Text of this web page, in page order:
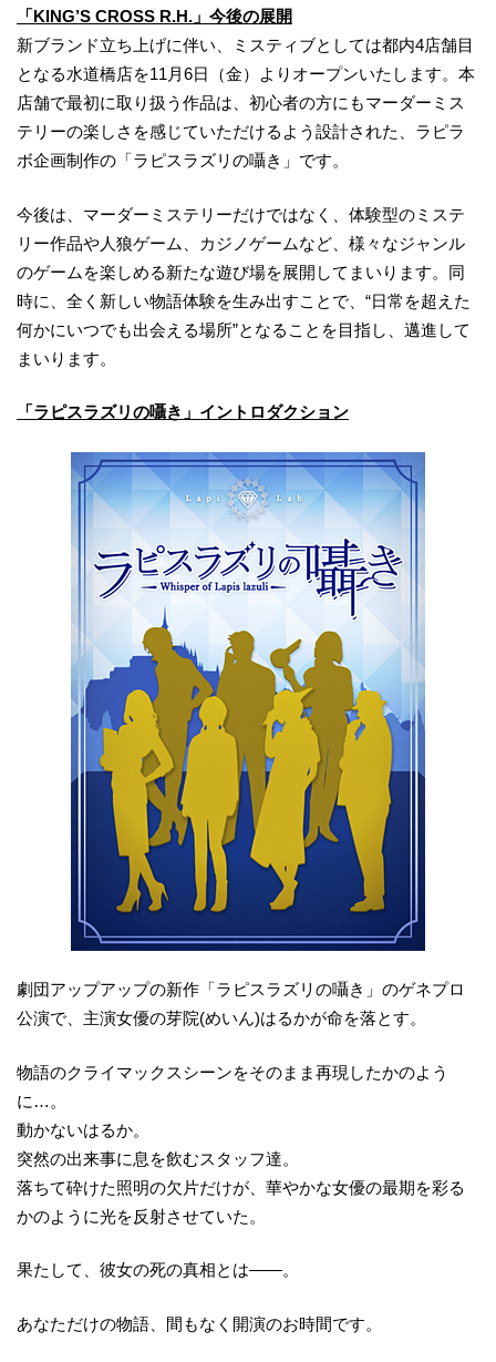
「KING’S CROSS R.H.」今後の展開
新ブランド立ち上げに伴い、ミスティブとしては都内4店舗目
となる水道橋店を11月6日（金）よりオープンいたします。本
店舗で最初に取り扱う作品は、初心者の方にもマーダーミス
テリーの楽しさを感じていただけるよう設計された、ラピラ
ボ企画制作の「ラピスラズリの囁き」です。
今後は、マーダーミステリーだけではなく、体験型のミステ
リー作品や人狼ゲーム、カジノゲームなど、様々なジャンル
のゲームを楽しめる新たな遊び場を展開してまいります。同
時に、全く新しい物語体験を生み出すことで、“日常を超えた
何かにいつでも出会える場所”となることを目指し、邁進して
まいります。
「ラピスラズリの囁き」イントロダクション
劇団アップアップの新作「ラピスラズリの囁き」のゲネプロ
公演で、主演女優の芽院(めいん)はるかが命を落とす。
物語のクライマックスシーンをそのまま再現したかのよう
に…。
動かないはるか。
突然の出来事に息を飲むスタッフ達。
落ちて砕けた照明の欠片だけが、華やかな女優の最期を彩る
かのように光を反射させていた。
果たして、彼女の死の真相とは――。
あなただけの物語、間もなく開演のお時間です。